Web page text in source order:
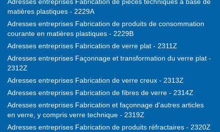
matières plastiques - 2229A
Adresses entreprises Fabrication de produits de consommation
courante en matières plastiques - 2229B
Adresses entreprises Fabrication de verre plat - 2311Z
Adresses entreprises Façonnage et transformation du verre plat -
2312Z
Adresses entreprises Fabrication de verre creux - 2313Z
Adresses entreprises Fabrication de fibres de verre - 2314Z
Adresses entreprises Fabrication et façonnage d'autres articles
en verre, y compris verre technique - 2319Z
Adresses entreprises Fabrication de produits réfractaires - 2320Z